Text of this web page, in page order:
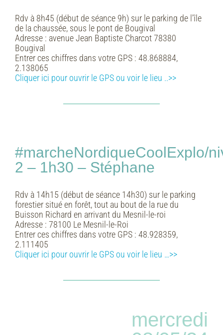
Rdv à 8h45 (début de séance 9h) sur le parking de l’île
de la chaussée, sous le pont de Bougival
Adresse : avenue Jean Baptiste Charcot 78380
Bougival
Entrer ces chiffres dans votre GPS : 48.868884,
2.138065
Cliquer ici pour ouvrir le GPS ou voir le lieu ..>>
#marcheNordiqueCoolExplo/
2 – 1h30 – Stéphane
Rdv à 14h15 (début de séance 14h30) sur le parking
forestier situé en forêt, tout au bout de la rue du
Buisson Richard en arrivant du Mesnil-le-roi
Adresse : 78100 Le Mesnil-le-Roi
Entrer ces chiffres dans votre GPS : 48.928359,
2.111405
Cliquer ici pour ouvrir le GPS ou voir le lieu …>>
mercredi